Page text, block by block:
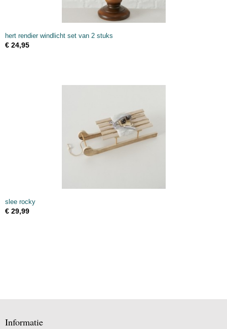
hert rendier windlicht set van 2 stuks
€ 24,95
slee rocky
€ 29,99
Informatie